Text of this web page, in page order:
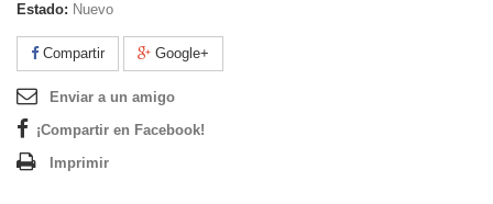
Estado: Nuevo
Compartir Google+
Enviar a un amigo
¡Compartir en Facebook!
Imprimir